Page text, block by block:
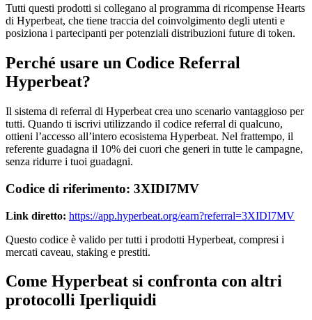
Tutti questi prodotti si collegano al programma di ricompense Hearts
di Hyperbeat, che tiene traccia del coinvolgimento degli utenti e
posiziona i partecipanti per potenziali distribuzioni future di token.
Perché usare un Codice Referral
Hyperbeat?
Il sistema di referral di Hyperbeat crea uno scenario vantaggioso per
tutti. Quando ti iscrivi utilizzando il codice referral di qualcuno,
ottieni l’accesso all’intero ecosistema Hyperbeat. Nel frattempo, il
referente guadagna il 10% dei cuori che generi in tutte le campagne,
senza ridurre i tuoi guadagni.
Codice di riferimento: 3XIDI7MV
Link diretto: https://app.hyperbeat.org/earn?referral=3XIDI7MV
Questo codice è valido per tutti i prodotti Hyperbeat, compresi i
mercati caveau, staking e prestiti.
Come Hyperbeat si confronta con altri
protocolli Iperliquidi